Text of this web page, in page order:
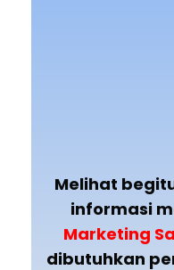
Melihat
informasi
Marketing
dibutuhkan